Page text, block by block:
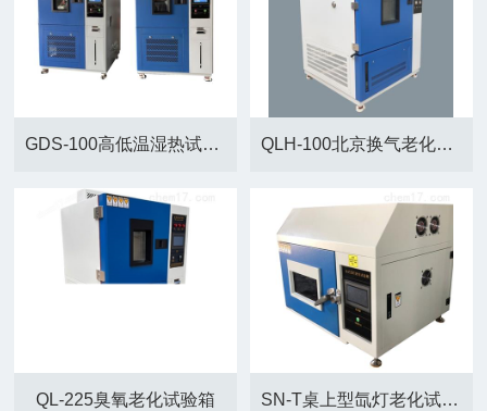
GDS-100高低温湿热试验箱 QLH-100北京换气老化试验箱
QL-225臭氧老化试验箱 SN-T桌上型氙灯老化试验箱